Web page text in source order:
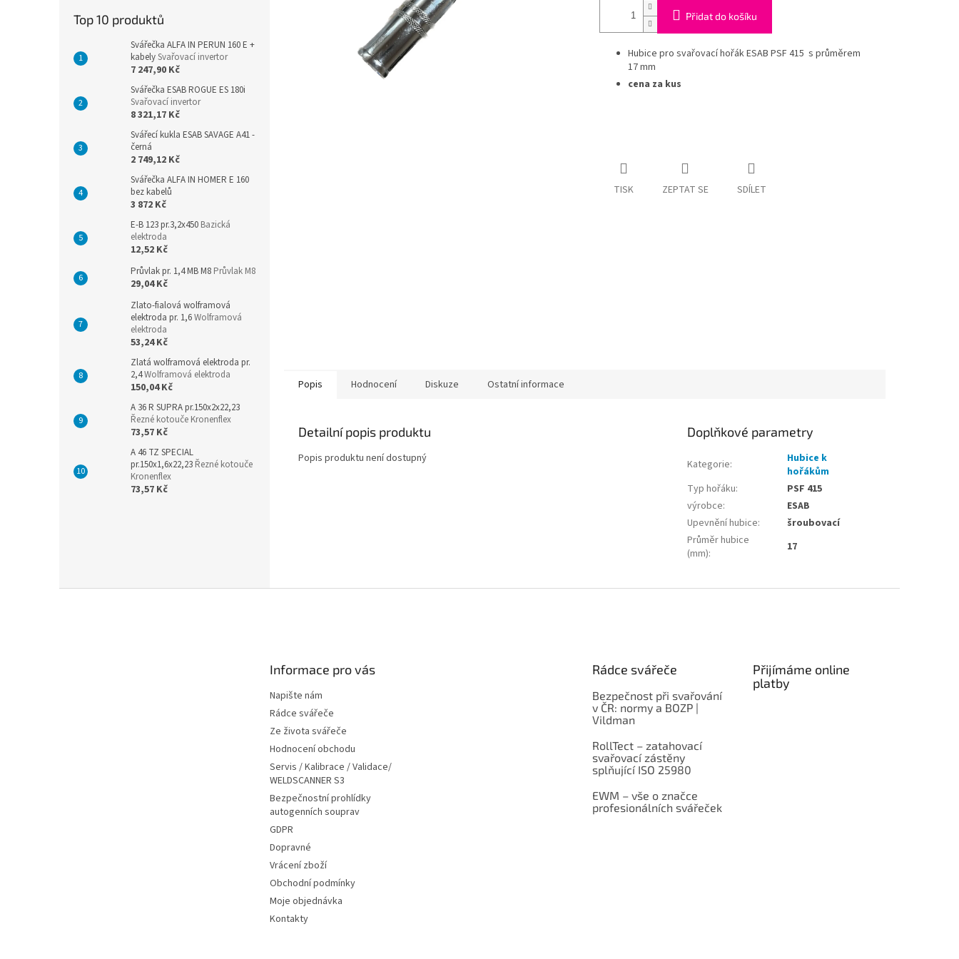
Top 10 produktů
Svářečka ALFA IN PERUN 160 E +
kabelySvařovací invertor
7 247,90 Kč
Svářečka ESAB ROGUE ES 180i
Svařovací invertor
8 321,17 Kč
Svářecí kukla ESAB SAVAGE A41 -
černá
2 749,12 Kč
Svářečka ALFA IN HOMER E 160
bez kabelů
3 872 Kč
E-B 123 pr.3,2x450 Bazická
elektroda
12,52 Kč
Průvlak pr. 1,4 MB M8 Průvlak M8
29,04 Kč
Zlato-fialová wolframová
elektroda pr. 1,6Wolframová
elektroda
53,24 Kč
Zlatá wolframová elektroda pr.
2,4Wolframová elektroda
150,04 Kč
A 36 R SUPRA pr.150x2x22,23
Řezné kotouče Kronenflex
73,57 Kč
A 46 TZ SPECIAL
pr.150x1,6x22,23 Řezné kotouče
Kronenflex
73,57 Kč
Přidat do košíku
Hubice pro svařovací hořák ESAB PSF 415 s průměrem
17mm
cena za kus
TISK ZEPTAT SE SDÍLET
Popis Hodnocení Diskuze Ostatní informace
Detailní popis produktu
Popis produktu není dostupný
Doplňkové parametry
Kategorie:
Hubice k
hořákům
Typ hořáku:
PSF 415
výrobce:
ESAB
Upevnění hubice:
šroubovací
Průměr hubice
(mm): 17
Informace pro vás
Napište nám
Rádce svářeče
Ze života svářeče
Hodnocení obchodu
Servis / Kalibrace / Validace/
WELDSCANNER S3
Bezpečnostní prohlídky
autogenních souprav
GDPR
Dopravné
Vrácení zboží
Obchodní podmínky
Moje objednávka
Kontakty
Rádce svářeče
Bezpečnost při svařování
v ČR: normy a BOZP |
Vildman
RollTect – zatahovací
svařovací zástěny
splňující ISO 25980
EWM – vše o značce
profesionálních svářeček
Přijímáme online
platby